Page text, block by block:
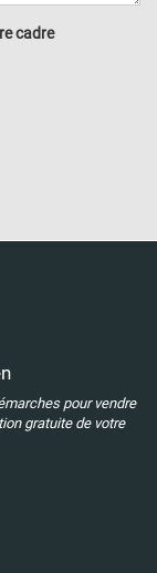
cadre
pour vendre
gratuite de votre